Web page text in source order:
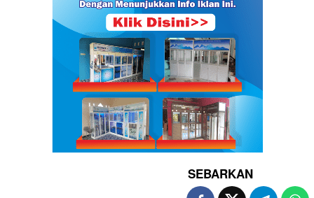
SEBARKAN